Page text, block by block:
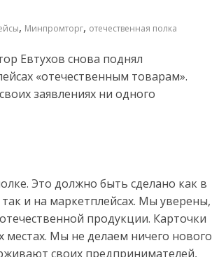
, Минпромторг, отечественная полка
Евтухов снова поднял
«отечественным товарам».
заявлениях ни одного
Это должно быть сделано как в
и на маркетплейсах. Мы уверены,
продукции. Карточки
Мы не делаем ничего нового
своих предпринимателей,